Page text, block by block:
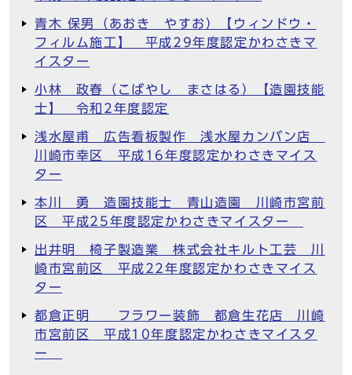
青木 保男（あおき やすお）【ウィンドウ・
フィルム施工】 平成29年度認定かわさきマ
イスター
小林 政春（こばやし まさはる）【造園技能
士】 令和2年度認定
浅水屋甫 広告看板製作 浅水屋カンバン店
川崎市幸区 平成16年度認定かわさきマイス
ター
本川 勇 造園技能士 青山造園 川崎市宮前
区 平成25年度認定かわさきマイスター
出井明 椅子製造業 株式会社キルト工芸 川
崎市宮前区 平成22年度認定かわさきマイス
ター
都倉正明 フラワー装飾 都倉生花店 川崎
市宮前区 平成10年度認定かわさきマイスタ
ー